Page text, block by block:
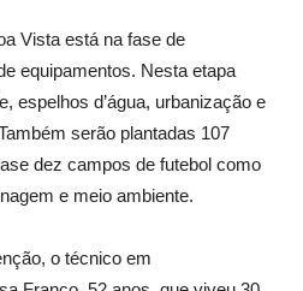
Vista está na fase de
equipamentos. Nesta etapa
espelhos d’água, urbanização e
serão plantadas 107
dez campos de futebol como
e meio ambiente.
o técnico em